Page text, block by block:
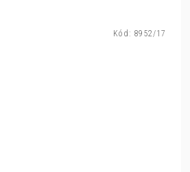
Kód: 8952/17